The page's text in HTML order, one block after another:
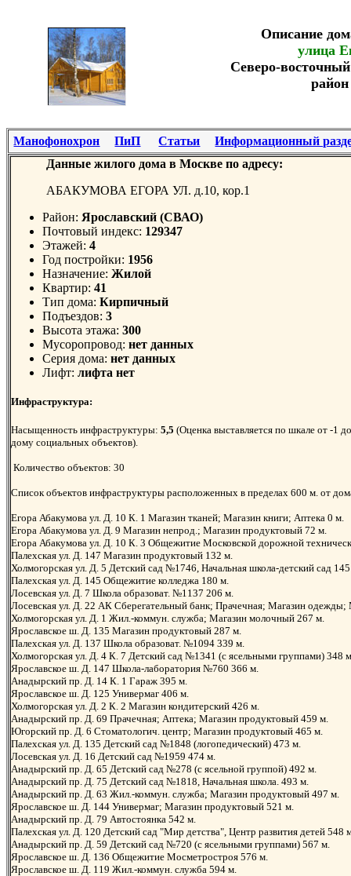
Описание
улица
Северо-
Манофонохрон ПиП Статьи
Информационный
Данные жилого дома в Москве по адресу:
АБАКУМОВА ЕГОРА УЛ. д.10, кор.1
Район: Ярославский (СВАО)
Почтовый индекс: 129347
Этажей: 4
Год постройки: 1956
Назначение: Жилой
Квартир: 41
Тип дома: Кирпичный
Подъездов: 3
Высота этажа: 300
Мусоропровод: нет данных
Серия дома: нет данных
Лифт: лифта нет
Инфраструктура:
Насыщенность инфраструктуры: 5,5 (Оценка выставляется по шкале от -1
дому социальных объектов).
Количество объектов: 30
Список объектов инфраструктуры расположенных в пределах 600 м. от
Егора Абакумова ул. Д. 10 К. 1 Магазин тканей; Магазин книги; Аптека 0 м.
Егора Абакумова ул. Д. 9 Магазин непрод.; Магазин продуктовый 72 м.
Егора Абакумова ул. Д. 10 К. 3 Общежитие Московской дорожной
Палехская ул. Д. 147 Магазин продуктовый 132 м.
Холмогорская ул. Д. 5 Детский сад №1746, Начальная школа-детский сад
Палехская ул. Д. 145 Общежитие колледжа 180 м.
Лосевская ул. Д. 7 Школа образоват. №1137 206 м.
Лосевская ул. Д. 22 АК Сберегательный банк; Прачечная; Магазин
Холмогорская ул. Д. 1 Жил.-коммун. служба; Магазин молочный 267 м.
Ярославское ш. Д. 135 Магазин продуктовый 287 м.
Палехская ул. Д. 137 Школа образоват. №1094 339 м.
Холмогорская ул. Д. 4 К. 7 Детский сад №1341 (с ясельными группами) 348
Ярославское ш. Д. 147 Школа-лаборатория №760 366 м.
Анадырский пр. Д. 14 К. 1 Гараж 395 м.
Ярославское ш. Д. 125 Универмаг 406 м.
Холмогорская ул. Д. 2 К. 2 Магазин кондитерский 426 м.
Анадырский пр. Д. 69 Прачечная; Аптека; Магазин продуктовый 459 м.
Югорский пр. Д. 6 Стоматологич. центр; Магазин продуктовый 465 м.
Палехская ул. Д. 135 Детский сад №1848 (логопедический) 473 м.
Лосевская ул. Д. 16 Детский сад №1959 474 м.
Анадырский пр. Д. 65 Детский сад №278 (с ясельной группой) 492 м.
Анадырский пр. Д. 75 Детский сад №1818, Начальная школа. 493 м.
Анадырский пр. Д. 63 Жил.-коммун. служба; Магазин продуктовый 497 м.
Ярославское ш. Д. 144 Универмаг; Магазин продуктовый 521 м.
Анадырский пр. Д. 79 Автостоянка 542 м.
Палехская ул. Д. 120 Детский сад "Мир детства", Центр развития детей 548
Анадырский пр. Д. 59 Детский сад №720 (с ясельными группами) 567 м.
Ярославское ш. Д. 136 Общежитие Мосметростроя 576 м.
Ярославское ш. Д. 119 Жил.-коммун. служба 594 м.